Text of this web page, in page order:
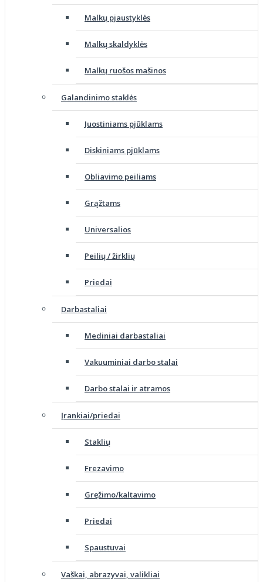
Malkų pjaustyklės
Malkų skaldyklės
Malkų ruošos mašinos
Galandinimo staklės
Juostiniams pjūklams
Diskiniams pjūklams
Obliavimo peiliams
Grąžtams
Universalios
Peilių / žirklių
Priedai
Darbastaliai
Mediniai darbastaliai
Vakuuminiai darbo stalai
Darbo stalai ir atramos
Įrankiai/priedai
Staklių
Frezavimo
Gręžimo/kaltavimo
Priedai
Spaustuvai
Vaškai, abrazyvai, valikliai